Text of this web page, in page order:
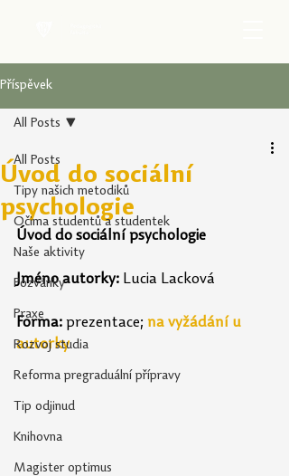
Příspěvek
All Posts
Tipy našich metodiků
Očima studentů a studentek
Naše aktivity
Pozvánky
Praxe
Rozvoj studia
Reforma pregraduální přípravy
Tip odjinud
Knihovna
Magister optimus
All Posts
Úvod do sociální
psychologie
Úvod do sociální psychologie
Jméno autorky: Lucia Lacková
Forma: prezentace; na vyžádání u
autorky